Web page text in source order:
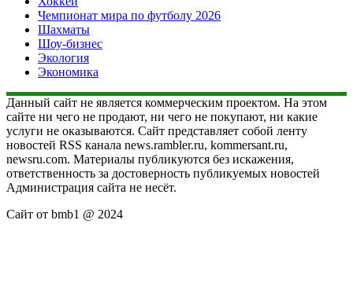
Чемпионат мира по футболу 2026
Шахматы
Шоу-бизнес
Экология
Экономика
Данный сайт не является коммерческим проектом. На этом
сайте ни чего не продают, ни чего не покупают, ни какие
услуги не оказываются. Сайт представляет собой ленту
новостей RSS канала news.rambler.ru, kommersant.ru,
newsru.com. Материалы публикуются без искажения,
ответственность за достоверность публикуемых новостей
Администрация сайта не несёт.
Сайт от bmb1 @ 2024